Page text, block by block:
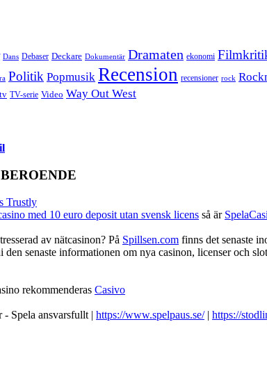
Dans Debaser Deckare Dokumentär Dramaten ekonomi
Politik Popmusik Recension recensioner rock
tv TV-serie Video Way Out West
med 10 euro deposit utan svensk licens så är
av nätcasinon? På Spillsen.com finns det senaste
den senaste informationen om nya casinon, licenser och
rekommenderas Casivo
Spela ansvarsfullt | https://www.spelpaus.se/| https://